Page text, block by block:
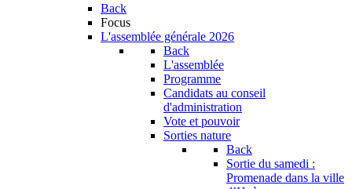
Back
Focus
L'assemblée générale 2026
Back
L'assemblée
Programme
Candidats au conseil
d'administration
Vote et pouvoir
Sorties nature
Back
Sortie du samedi :
Promenade dans la ville